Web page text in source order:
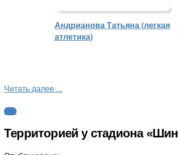
Андрианова Татьяна (легкая
атлетика)
Читать далее ...
ФНЛ
Территорией у стадиона